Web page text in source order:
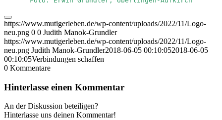
https://www.mutigerleben.de/wp-content/uploads/2022/11/Logo-
neu.png 0 0 Judith Manok-Grundler
https://www.mutigerleben.de/wp-content/uploads/2022/11/Logo-
neu.png Judith Manok-Grundler2018-06-05 00:10:052018-06-05
00:10:05Verbindungen schaffen
0 Kommentare
Hinterlasse einen Kommentar
An der Diskussion beteiligen?
Hinterlasse uns deinen Kommentar!